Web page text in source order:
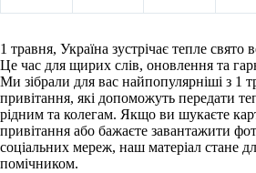
1 травня, Україна зустрічає тепле свято
Це час для щирих слів, оновлення та
Ми зібрали для вас найпопулярніші з 1
привітання, які допоможуть передати
рідним та колегам. Якщо ви шукаєте
привітання або бажаєте завантажити
соціальних мереж, наш матеріал стане
помічником.